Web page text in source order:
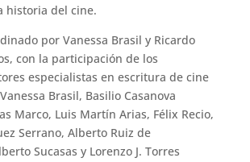
historia del cine.
por Vanessa Brasil y Ricardo
con la participación de los
especialistas en escritura de cine
Brasil, Basilio Casanova
Marco, Luis Martín Arias, Félix Recio,
Serrano, Alberto Ruiz de
Sucasas y Lorenzo J. Torres